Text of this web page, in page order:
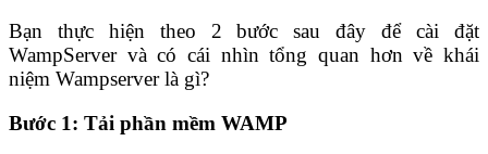
Bạn thực hiện theo 2 bước sau đây để cài đặt
WampServer và có cái nhìn tổng quan hơn về khái
niệm Wampserver là gì?
Bước 1: Tải phần mềm WAMP